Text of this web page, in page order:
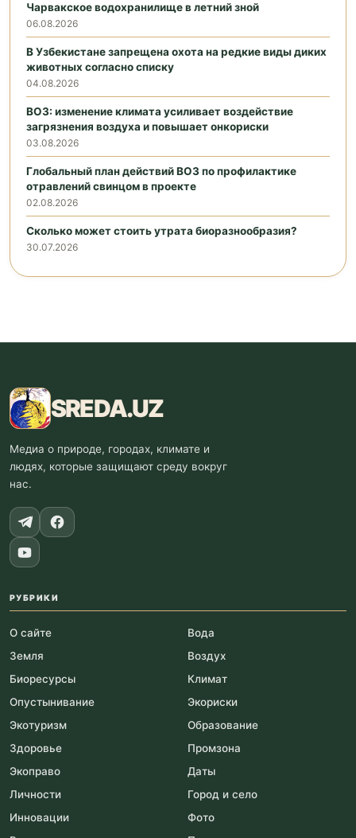
Чарвакское водохранилище в летний зной
06.08.2026
В Узбекистане запрещена охота на редкие виды диких
животных согласно списку
04.08.2026
ВОЗ: изменение климата усиливает воздействие
загрязнения воздуха и повышает онкориски
03.08.2026
Глобальный план действий ВОЗ по профилактике
отравлений свинцом в проекте
02.08.2026
Сколько может стоить утрата биоразнообразия?
30.07.2026
SREDA.UZ
Медиа о природе, городах, климате и
людях, которые защищают среду вокруг
нас.
РУБРИКИ
О сайте
Вода
Земля
Воздух
Биоресурсы
Климат
Опустынивание
Экориски
Экотуризм
Образование
Здоровье
Промзона
Экоправо
Даты
Личности
Город и село
Инновации
Фото